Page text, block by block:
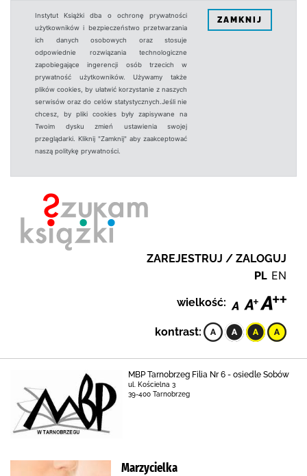
Instytut Książki dba o ochronę prywatności
użytkowników i bezpieczeństwo przetwarzania
ich danych osobowych oraz stosuje
odpowiednie rozwiązania technologiczne
zapobiegające ingerencji osób trzecich w
prywatność użytkowników. Używamy także
plików cookies, by ułatwić korzystanie z naszych
serwisów oraz do celów statystycznych.Jeśli nie
chcesz, by pliki cookies były zapisywane na
Twoim dysku zmień ustawienia swojej
przeglądarki. Kliknij "Zamknij" aby zaakceptować
naszą politykę prywatności.
ZAMKNIJ
ZAREJESTRUJ / ZALOGUJ
PL EN
wielkość:
kontrast:
MBP Tarnobrzeg Filia Nr 6 - osiedle Sobów
ul. Kościelna 3
39-400 Tarnobrzeg
Marzycielka